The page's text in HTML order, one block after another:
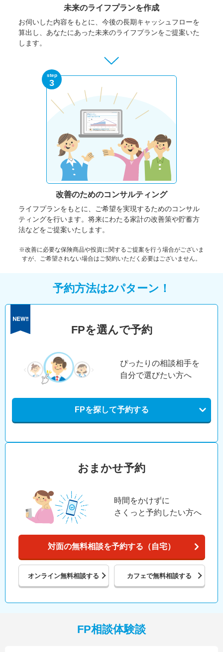
未来のライフプランを作成
お伺いした内容をもとに、今後の長期キャッシュフローを
算出し、あなたにあった未来のライフプランをご提案いた
します。
step
3
改善のためのコンサルティング
ライフプランをもとに、ご希望を実現するためのコンサル
ティングを行います。将来にわたる家計の改善策や貯蓄方
法などをご提案いたします。
※改善に必要な保険商品や投資に関するご提案を行う場合がございま
すが、ご希望されない場合はご契約いただく必要はございません。
予約方法は2パターン！
FPを選んで予約
ぴったりの相談相手を
自分で選びたい方へ
FPを探して予約する
おまかせ予約
時間をかけずに
さくっと予約したい方へ
対面の無料相談を予約する（自宅）
オンライン無料相談する カフェで無料相談する
FP相談体験談